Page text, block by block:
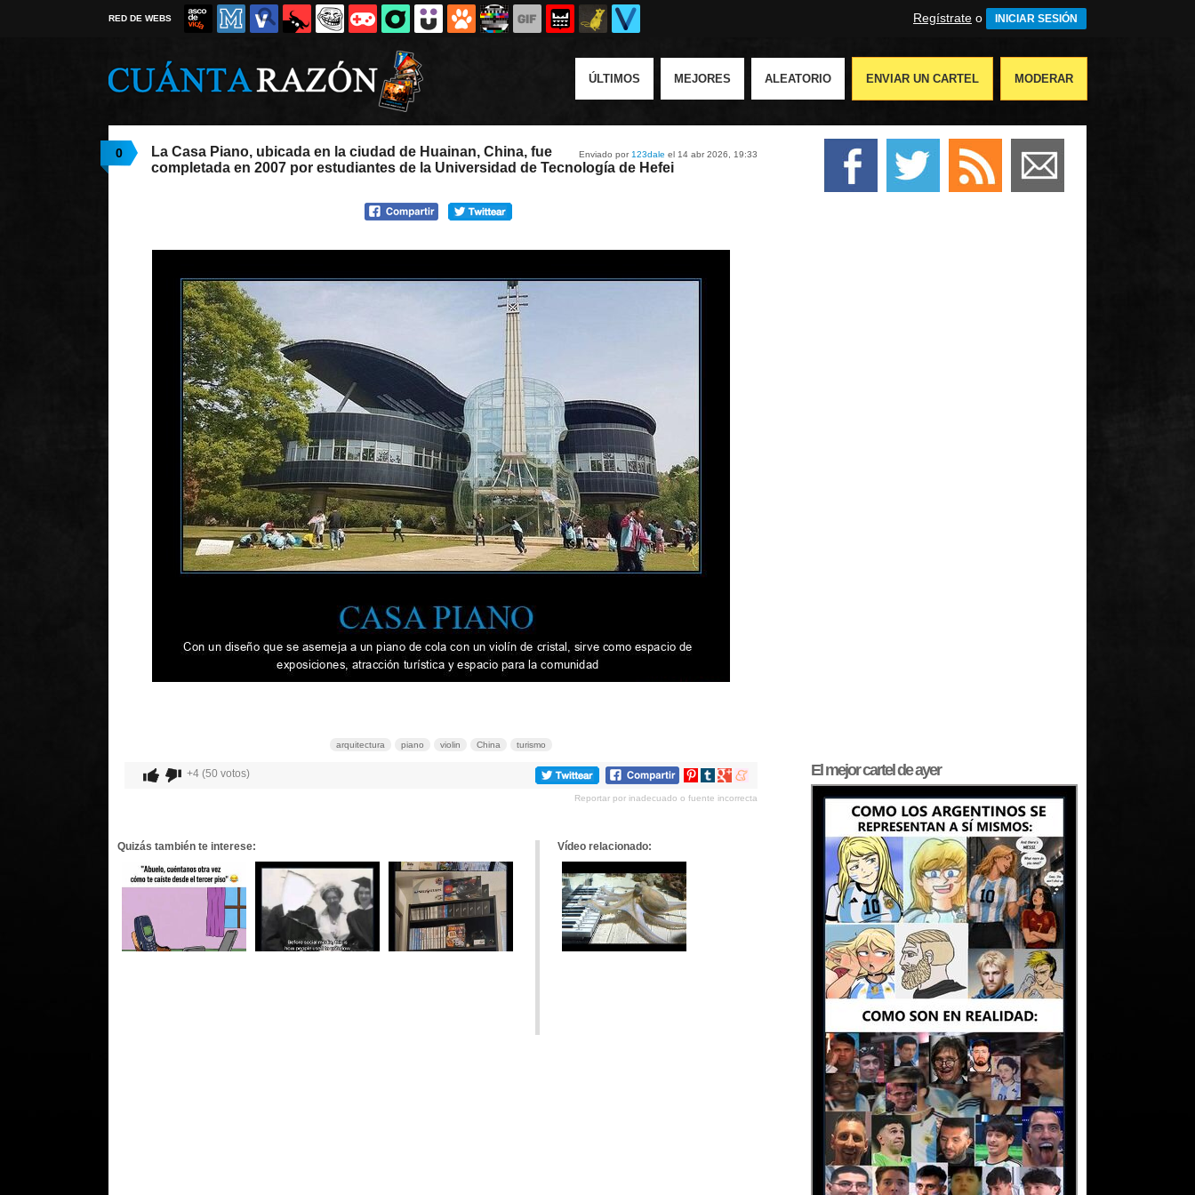
RED DE WEBS Regístrate o INICIAR SESIÓN
ÚLTIMOS MEJORES ALEATORIO ENVIAR UN CARTEL MODERAR
0 Enviado por 123dale el 14 abr 2026, 19:33
La Casa Piano, ubicada en la ciudad de Huainan, China, fue
completada en 2007 por estudiantes de la Universidad de Tecnología de Hefei
arquitectura piano violin China turismo
+4 (50 votos)
Compartir
Pinterest
Compartir
tumblr
Compartir
Google+
Compartir
meneame
Reportar por inadecuado o fuente incorrecta
Quizás también te interese: Vídeo relacionado:
El mejorcartel de ayer